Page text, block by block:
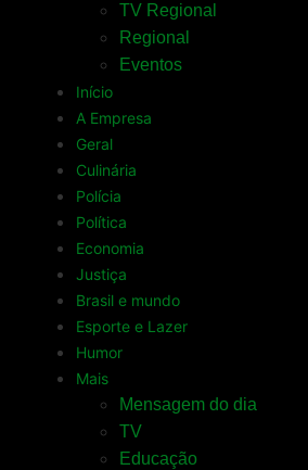
TV Regional
Regional
Eventos
Início
A Empresa
Geral
Culinária
Polícia
Política
Economia
Justiça
Brasil e mundo
Esporte e Lazer
Humor
Mais
Mensagem do dia
TV
Educação